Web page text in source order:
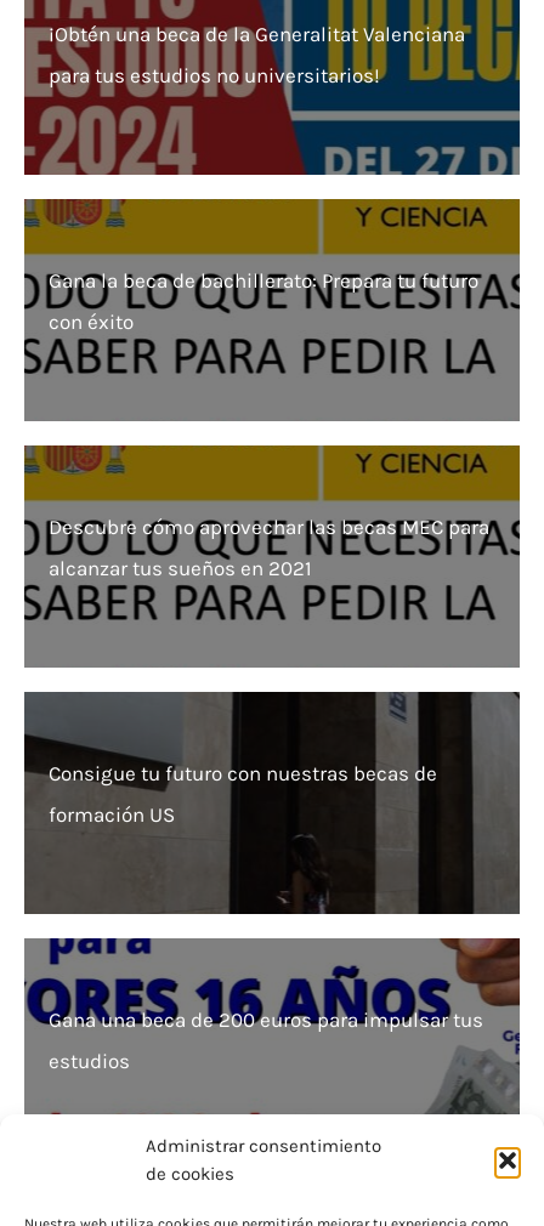
Administrar consentimiento
de cookies
¡Obtén una beca de la Generalitat Valenciana
para tus estudios no universitarios!
Gana la beca de bachillerato: Prepara tu futuro
con éxito
Descubre cómo aprovechar las becas MEC para
alcanzar tus sueños en 2021
Consigue tu futuro con nuestras becas de
formación US
Gana una beca de 200 euros para impulsar tus
estudios